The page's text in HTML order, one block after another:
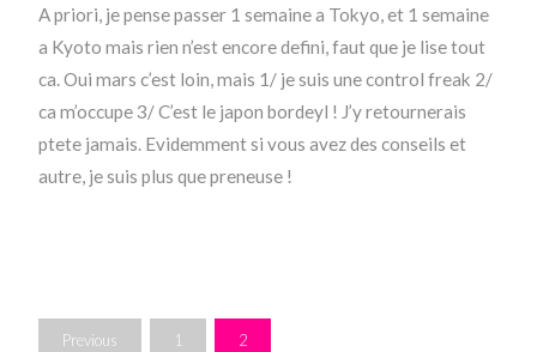
A priori, je pense passer 1 semaine a Tokyo, et 1 semaine
a Kyoto mais rien n’est encore defini, faut que je lise tout
ca. Oui mars c’est loin, mais 1/ je suis une control freak 2/
ca m’occupe 3/ C’est le japon bordeyl ! J’y retournerais
ptete jamais. Evidemment si vous avez des conseils et
autre, je suis plus que preneuse !
Previous 1 2